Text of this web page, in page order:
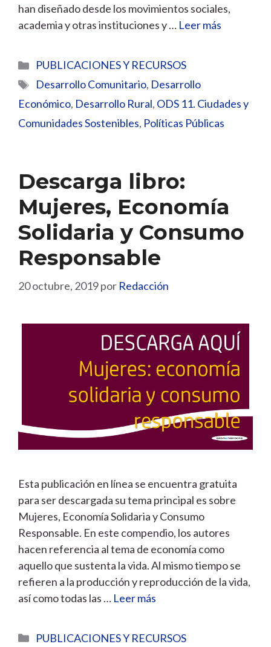
han diseñado desde los movimientos sociales,
academia y otras instituciones y … Leer más
Categorías
PUBLICACIONES Y RECURSOS
Etiquetas
Desarrollo Comunitario, Desarrollo
Económico, Desarrollo Rural, ODS 11. Ciudades y
Comunidades Sostenibles, Políticas Públicas
Descarga libro:
Mujeres, Economía
Solidaria y Consumo
Responsable
20 octubre, 2019por Redacción
Esta publicación en línea se encuentra gratuita
para ser descargada su tema principal es sobre
Mujeres, Economía Solidaria y Consumo
Responsable. En este compendio, los autores
hacen referencia al tema de economía como
aquello que sustenta la vida. Al mismo tiempo se
refieren a la producción y reproducción de la vida,
así como todas las … Leer más
Categorías
PUBLICACIONES Y RECURSOS